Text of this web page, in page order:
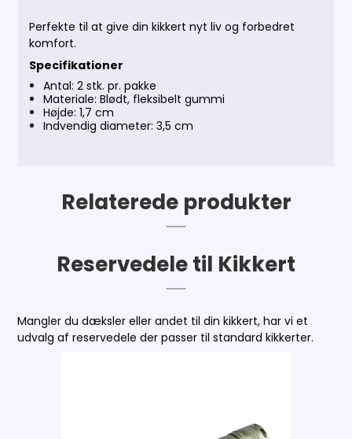
Perfekte til at give din kikkert nyt liv og forbedret
komfort.
Specifikationer
Antal: 2 stk. pr. pakke
Materiale: Blødt, fleksibelt gummi
Højde: 1,7 cm
Indvendig diameter: 3,5 cm
Relaterede produkter
Reservedele til Kikkert
Mangler du dæksler eller andet til din kikkert, har vi et
udvalg af reservedele der passer til standard kikkerter.